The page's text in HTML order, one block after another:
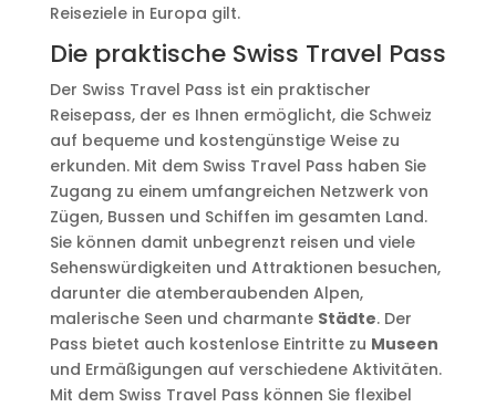
Reiseziele in Europa gilt.
Die praktische Swiss Travel Pass
Der Swiss Travel Pass ist ein praktischer
Reisepass, der es Ihnen ermöglicht, die Schweiz
auf bequeme und kostengünstige Weise zu
erkunden. Mit dem Swiss Travel Pass haben Sie
Zugang zu einem umfangreichen Netzwerk von
Zügen, Bussen und Schiffen im gesamten Land.
Sie können damit unbegrenzt reisen und viele
Sehenswürdigkeiten und Attraktionen besuchen,
darunter die atemberaubenden Alpen,
malerische Seen und charmante Städte. Der
Pass bietet auch kostenlose Eintritte zu Museen
und Ermäßigungen auf verschiedene Aktivitäten.
Mit dem Swiss Travel Pass können Sie flexibel